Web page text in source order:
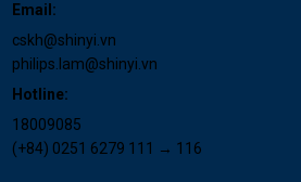
Email:
cskh@shinyi.vn
philips.lam@shinyi.vn
Hotline:
18009085
(+84) 0251 6279 111 → 116